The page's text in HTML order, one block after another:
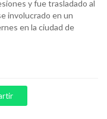
y fue trasladado al
involucrado en un
en la ciudad de